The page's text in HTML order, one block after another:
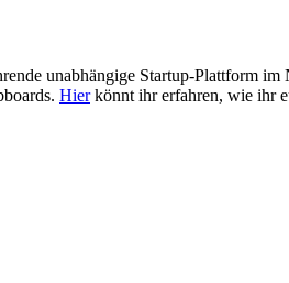
unabhängige Startup-Plattform
Hierkönnt ihr erfahren, wie ihr